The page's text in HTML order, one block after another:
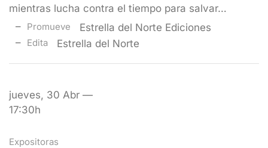
mientras lucha contra el tiempo para salvar…
Promueve Estrella del Norte Ediciones
Edita Estrella del Norte
jueves, 30 Abr —
17:30h
Expositoras